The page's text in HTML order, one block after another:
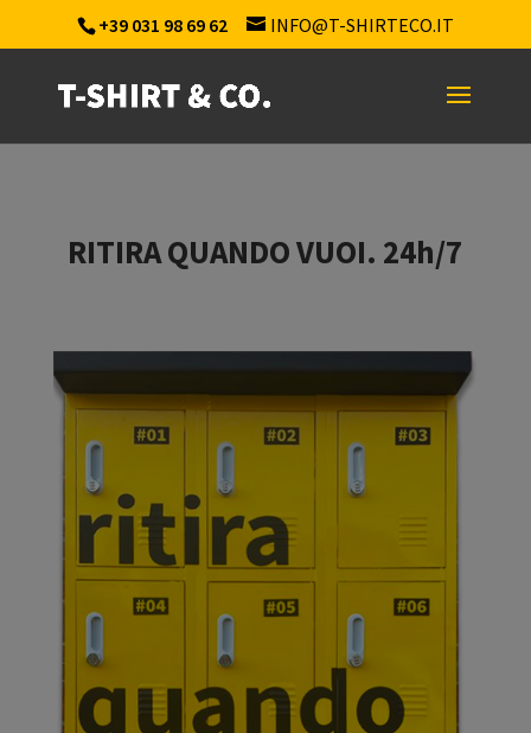
+39 031 98 69 62 INFO@T-SHIRTECO.IT
RITIRA QUANDO VUOI. 24h/7